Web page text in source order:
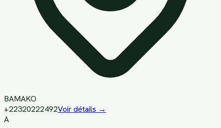
BAMAKO
+22320222492Voir détails →
A